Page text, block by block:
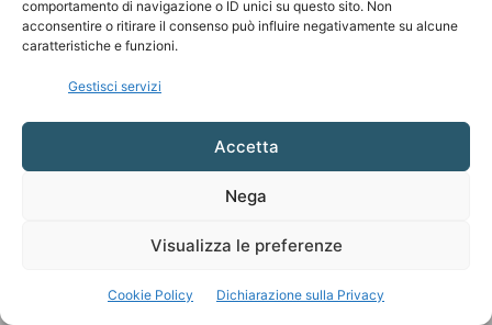
comportamento di navigazione o ID unici su questo sito. Non
acconsentire o ritirare il consenso può influire negativamente su alcune
caratteristiche e funzioni.
Gestisci servizi
Accetta
Nega
Visualizza le preferenze
Cookie Policy Dichiarazione sulla Privacy